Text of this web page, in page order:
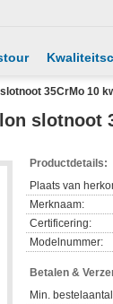
35CrMo 10
slotnoot
Productdetails:
Plaats van
Merknaam:
Certificering:
Modelnummer:
Betalen &
Min.